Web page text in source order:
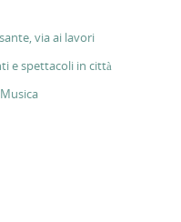
via ai lavori
e spettacoli in città